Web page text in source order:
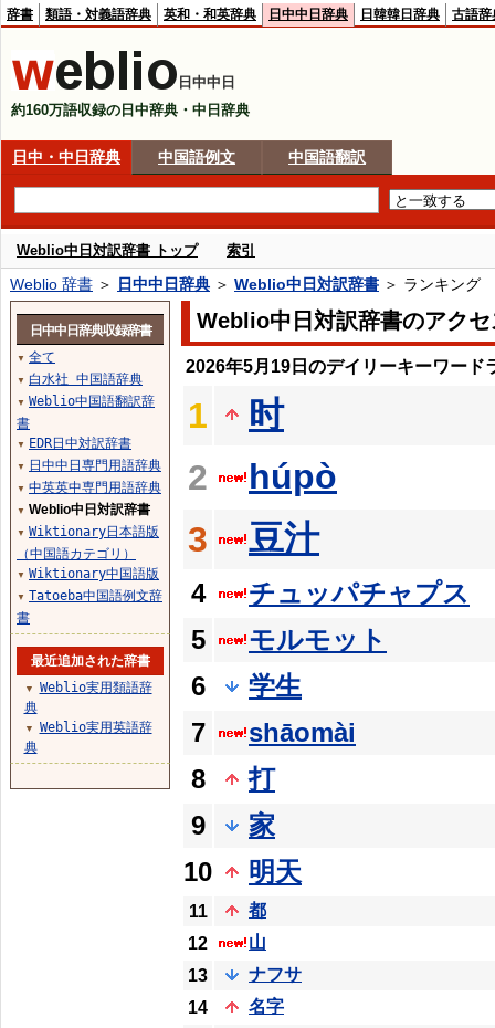
辞書 類語・対義語辞典 英和・和英辞典 日中中日辞典 日韓韓日辞典 古語辞
日中中日
約160万語収録の日中辞典・中日辞典
日中・中日辞典 中国語例文 中国語翻訳
Weblio中日対訳辞書 トップ 索引
Weblio 辞書 ＞ 日中中日辞典 ＞ Weblio中日対訳辞書 ＞ ランキング
Weblio中日対訳辞書のアク
2026年5月19日のデイリーキーワード
1
时
2
húpò
3
豆汁
4
チュッパチャプス
5
モルモット
6
学生
7
shāomài
8
打
9
家
10
明天
11
都
12
山
13
ナフサ
14
名字
日中中日辞典収録辞書
▼ 全て
▼ 白水社 中国語辞典
▼ Weblio中国語翻訳辞
書
▼ EDR日中対訳辞書
▼ 日中中日専門用語辞典
▼ 中英英中専門用語辞典
▼ Weblio中日対訳辞書
▼ Wiktionary日本語版
（中国語カテゴリ）
▼ Wiktionary中国語版
▼ Tatoeba中国語例文辞
書
最近追加された辞書
▼
Weblio実用類語辞
典
▼
Weblio実用英語辞
典